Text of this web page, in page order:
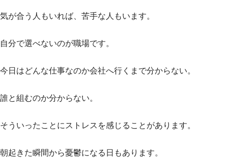
気が合う人もいれば、苦手な人もいます。
自分で選べないのが職場です。
今日はどんな仕事なのか会社へ行くまで分からない。
誰と組むのか分からない。
そういったことにストレスを感じることがあります。
朝起きた瞬間から憂鬱になる日もあります。